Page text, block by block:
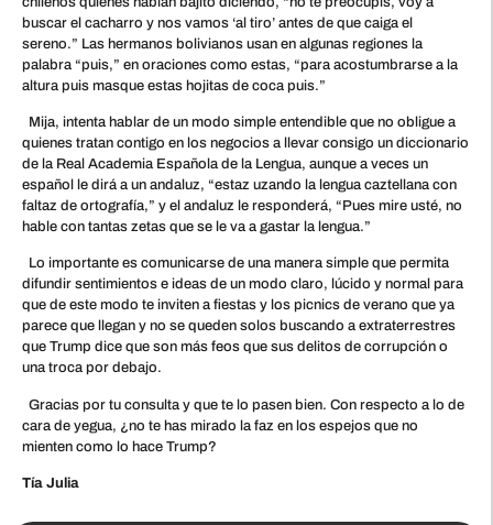
buscar el cacharro y nos vamos ‘al tiro’ antes de que caiga el
sereno.” Las hermanos bolivianos usan en algunas regiones la
palabra “puis,” en oraciones como estas, “para acostumbrarse a la
altura puis masque estas hojitas de coca puis.”
Mija, intenta hablar de un modo simple entendible que no obligue a
quienes tratan contigo en los negocios a llevar consigo un diccionario
de la Real Academia Española de la Lengua, aunque a veces un
español le dirá a un andaluz, “estaz uzando la lengua caztellana con
faltaz de ortografía,” y el andaluz le responderá, “Pues mire usté, no
hable con tantas zetas que se le va a gastar la lengua.”
Lo importante es comunicarse de una manera simple que permita
difundir sentimientos e ideas de un modo claro, lúcido y normal para
que de este modo te inviten a fiestas y los picnics de verano que ya
parece que llegan y no se queden solos buscando a extraterrestres
que Trump dice que son más feos que sus delitos de corrupción o
una troca por debajo.
Gracias por tu consulta y que te lo pasen bien. Con respecto a lo de
cara de yegua, ¿no te has mirado la faz en los espejos que no
mienten como lo hace Trump?
Tía Julia